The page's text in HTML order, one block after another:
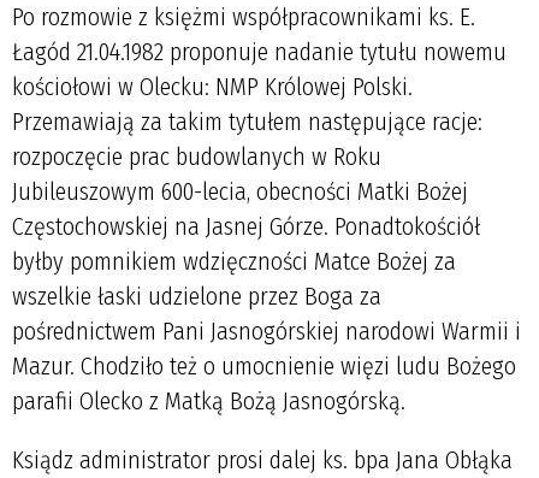
Po rozmowie z księżmi współpracownikami ks. E.
Łagód 21.04.1982 proponuje nadanie tytułu nowemu
kościołowi w Olecku: NMP Królowej Polski.
Przemawiają za takim tytułem następujące racje:
rozpoczęcie prac budowlanych w Roku
Jubileuszowym 600-lecia, obecności Matki Bożej
Częstochowskiej na Jasnej Górze. Ponadtokościół
byłby pomnikiem wdzięczności Matce Bożej za
wszelkie łaski udzielone przez Boga za
pośrednictwem Pani Jasnogórskiej narodowi Warmii i
Mazur. Chodziło też o umocnienie więzi ludu Bożego
parafii Olecko z Matką Bożą Jasnogórską.
Ksiądz administrator prosi dalej ks. bpa Jana Obłąka